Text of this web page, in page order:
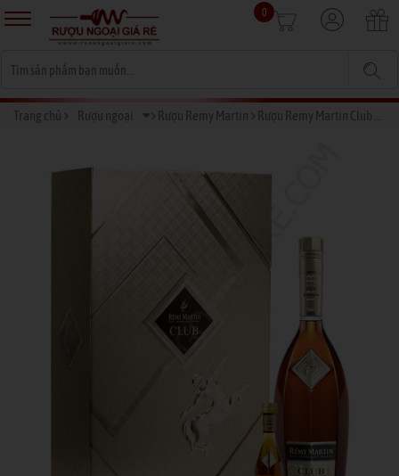
0
Trang chủ Rượu ngoại Rượu Remy Martin Rượu Remy Martin Club 2016